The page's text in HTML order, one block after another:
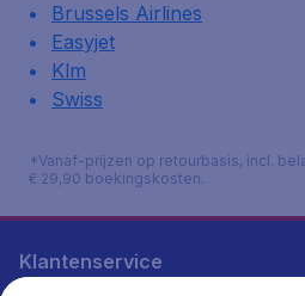
Brussels Airlines
Easyjet
Klm
Swiss
*Vanaf-prijzen op retourbasis, incl.
€ 29,90 boekingskosten.
Klantenservice